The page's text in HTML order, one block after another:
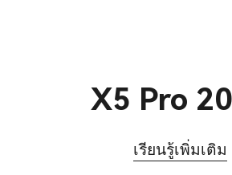
X5 Pro
เรียนรู้เพิ่มเติม